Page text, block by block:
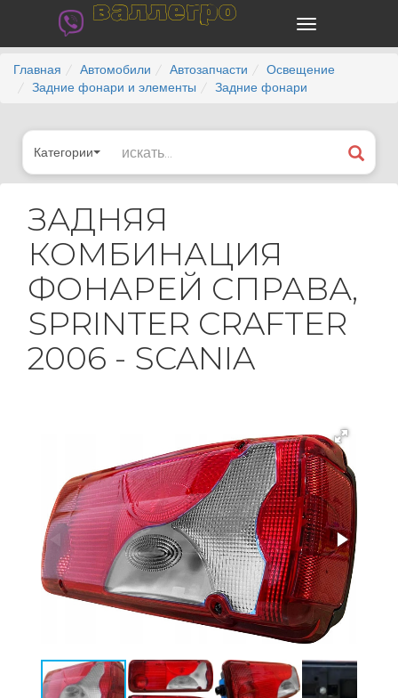
валлегро
Главная Автомобили Автозапчасти
Освещение
Задние фонари и элементы
Задние фонари
Категории
ЗАДНЯЯ
КОМБИНАЦИЯ
ФОНАРЕЙ СПРАВА,
SPRINTER CRAFTER
2006 - SCANIA